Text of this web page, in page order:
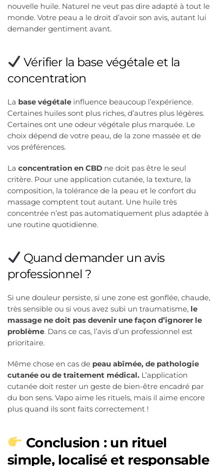
nouvelle huile. Naturel ne veut pas dire adapté à tout le
monde. Votre peau a le droit d’avoir son avis, autant lui
demander gentiment avant.
Vérifier la base végétale et la
concentration
La base végétale influence beaucoup l’expérience.
Certaines huiles sont plus riches, d’autres plus légères.
Certaines ont une odeur végétale plus marquée. Le
choix dépend de votre peau, de la zone massée et de
vos préférences.
La concentration en CBD ne doit pas être le seul
critère. Pour une application cutanée, la texture, la
composition, la tolérance de la peau et le confort du
massage comptent tout autant. Une huile très
concentrée n’est pas automatiquement plus adaptée à
une routine quotidienne.
Quand demander un avis
professionnel ?
Si une douleur persiste, si une zone est gonflée, chaude,
très sensible ou si vous avez subi un traumatisme, le
massage ne doit pas devenir une façon d’ignorer le
problème. Dans ce cas, l’avis d’un professionnel est
prioritaire.
Même chose en cas de peau abîmée, de pathologie
cutanée ou de traitement médical. L’application
cutanée doit rester un geste de bien-être encadré par
du bon sens. Vapo aime les rituels, mais il aime encore
plus quand ils sont faits correctement !
Conclusion : un rituel
simple, localisé et responsable